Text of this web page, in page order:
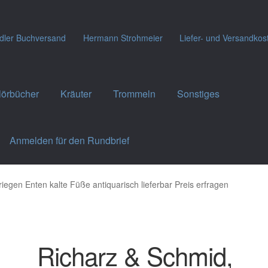
Buchversand Hermann Strohmeier Liefer- und
Kräuter Trommeln Sonstiges
Anmelden für den Rundbrief
Enten kalte Füße antiquarisch lieferbar Preis erfragen
Richarz & Schmid,